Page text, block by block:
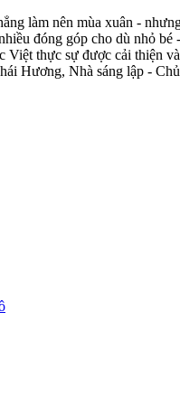
làm nên mùa xuân -
đóng góp cho dù nhỏ bé
Việt thực sự được cải thiện
Hương, Nhà sáng lập -